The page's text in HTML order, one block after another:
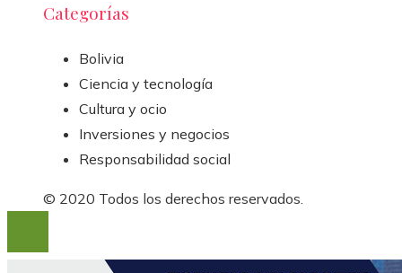
Categorías
Bolivia
Ciencia y tecnología
Cultura y ocio
Inversiones y negocios
Responsabilidad social
© 2020 Todos los derechos reservados.